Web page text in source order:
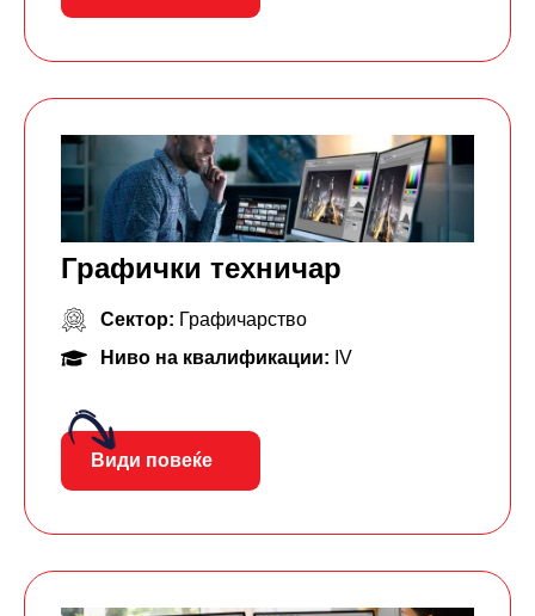
Графички техничар
Сектор: Графичарство
Ниво на квалификации: IV
Види повеќе